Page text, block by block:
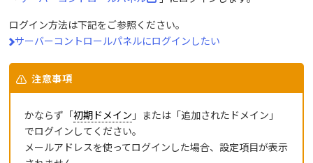
ログイン方法は下記をご参照ください。
サーバーコントロールパネルにログインしたい
注意事項
かならず「初期ドメイン 」または「追加されたドメイン」
でログインしてください。
メールアドレスを使ってログインした場合、設定項目が表示